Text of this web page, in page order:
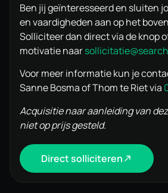
Ben jij geïnteresseerd en sluiten
en vaardigheden aan op het
Solliciteer dan direct via de knop
motivatie naar
Voor meer informatie kun je
Sanne Bosma of Thom te Riet via
Acquisitie naar aanleiding van
niet op prijs gesteld.
Direct solliciteren